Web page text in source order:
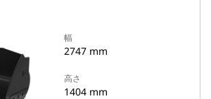
幅
2747 mm
高さ
1404 mm